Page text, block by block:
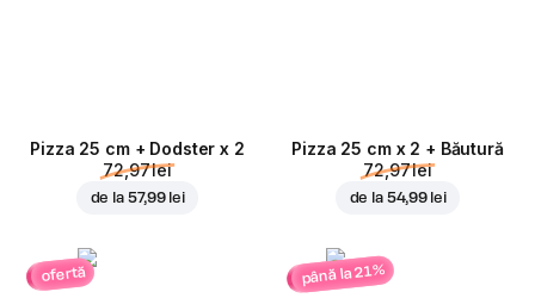
Pizza 25 cm + Dodster x 2
72,97 lei
de la 57,99 lei
Pizza 25 cm x 2 + Băutură
72,97 lei
de la 54,99 lei
ofertă până la 21%